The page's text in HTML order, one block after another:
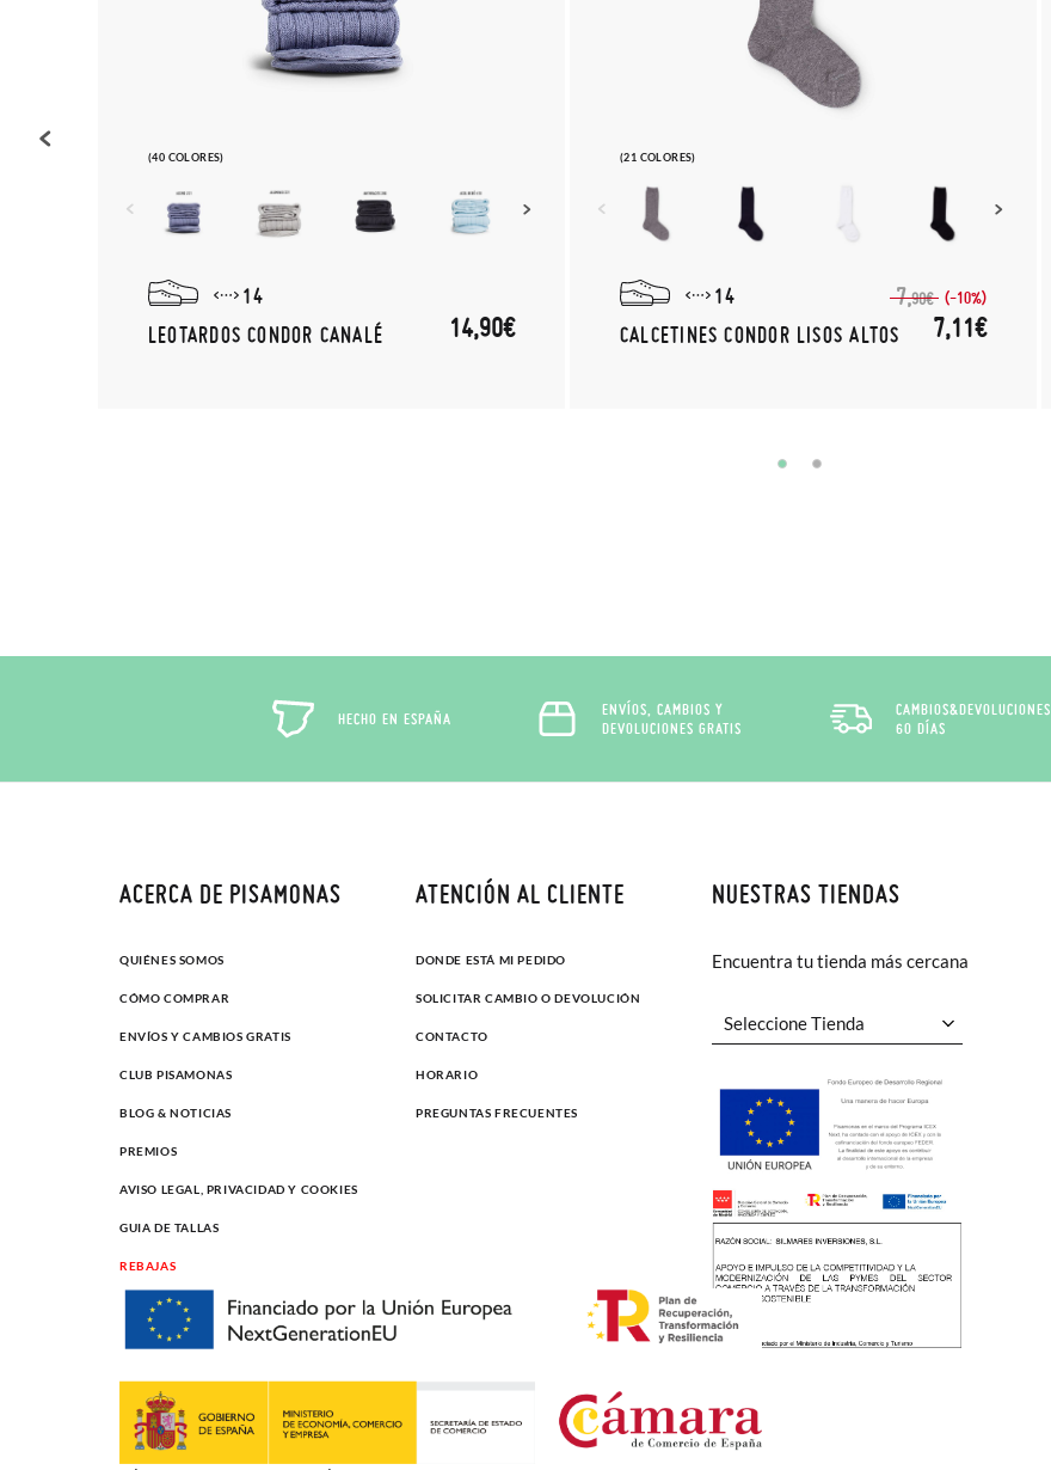
(40 COLORES)
14
LEOTARDOS CONDOR CANALÉ
14,90€
(21 COLORES)
14
CALCETINES CONDOR LISOS ALTOS
7,90€ (-10%)
7,11€
HECHO EN ESPAÑA
ENVÍOS, CAMBIOS Y
DEVOLUCIONES GRATIS
CAMBIOS&DEVOLUCIONES
60 DÍAS
ACERCA DE PISAMONAS
QUIÉNES SOMOS
CÓMO COMPRAR
ENVÍOS Y CAMBIOS GRATIS
CLUB PISAMONAS
BLOG & NOTICIAS
PREMIOS
AVISO LEGAL, PRIVACIDAD Y COOKIES
GUIA DE TALLAS
REBAJAS
ATENCIÓN AL CLIENTE
DONDE ESTÁ MI PEDIDO
SOLICITAR CAMBIO O DEVOLUCIÓN
CONTACTO
HORARIO
PREGUNTAS FRECUENTES
NUESTRAS TIENDAS
Encuentra tu tienda más cercana